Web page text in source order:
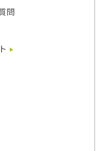
問